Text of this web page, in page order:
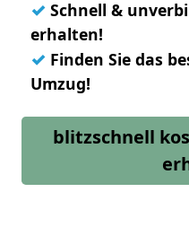
✓ Schnell &
erhalten!
✓ Finden Sie das
Umzug!
blitzschnell